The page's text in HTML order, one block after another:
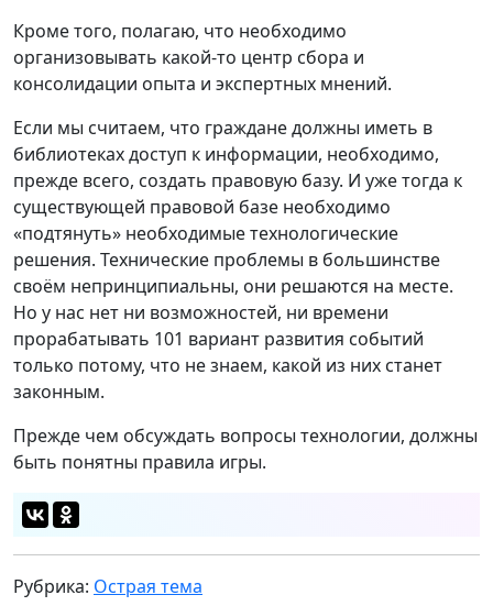
Кроме того, полагаю, что необходимо
организовывать какой-то центр сбора и
консолидации опыта и экспертных мнений.
Если мы считаем, что граждане должны иметь в
библиотеках доступ к информации, необходимо,
прежде всего, создать правовую базу. И уже тогда к
существующей правовой базе необходимо
«подтянуть» необходимые технологические
решения. Технические проблемы в большинстве
своём непринципиальны, они решаются на месте.
Но у нас нет ни возможностей, ни времени
прорабатывать 101 вариант развития событий
только потому, что не знаем, какой из них станет
законным.
Прежде чем обсуждать вопросы технологии, должны
быть понятны правила игры.
Рубрика: Острая тема